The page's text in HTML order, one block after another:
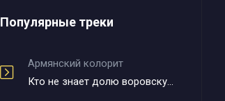
Популярные треки
Армянский колорит
Кто не знает долю воровскую